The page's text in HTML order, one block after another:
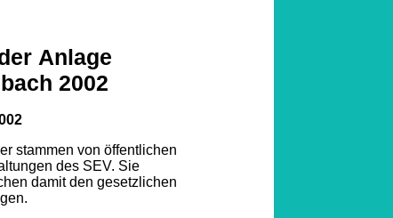
Anlage
2002
stammen von öffentlichen
des SEV. Sie
damit den gesetzlichen